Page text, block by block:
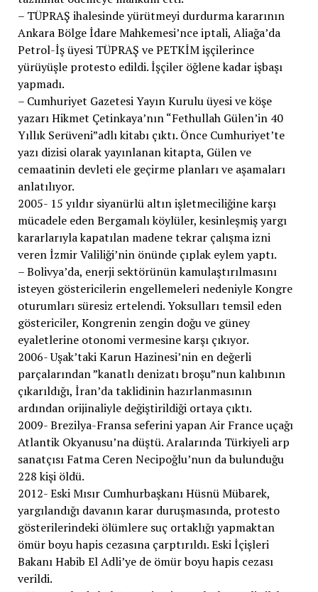
– TÜPRAŞ ihalesinde yürütmeyi durdurma kararının
Ankara Bölge İdare Mahkemesi’nce iptali, Aliağa’da
Petrol-İş üyesi TÜPRAŞ ve PETKİM işçilerince
yürüyüşle protesto edildi. İşçiler öğlene kadar işbaşı
yapmadı.
– Cumhuriyet Gazetesi Yayın Kurulu üyesi ve köşe
yazarı Hikmet Çetinkaya’nın “Fethullah Gülen’in 40
Yıllık Serüveni”adlı kitabı çıktı. Önce Cumhuriyet’te
yazı dizisi olarak yayınlanan kitapta, Gülen ve
cemaatinin devleti ele geçirme planları ve aşamaları
anlatılıyor.
2005- 15 yıldır siyanürlü altın işletmeciliğine karşı
mücadele eden Bergamalı köylüler, kesinleşmiş yargı
kararlarıyla kapatılan madene tekrar çalışma izni
veren İzmir Valiliği’nin önünde çıplak eylem yaptı.
– Bolivya’da, enerji sektörünün kamulaştırılmasını
isteyen göstericilerin engellemeleri nedeniyle Kongre
oturumları süresiz ertelendi. Yoksulları temsil eden
göstericiler, Kongrenin zengin doğu ve güney
eyaletlerine otonomi vermesine karşı çıkıyor.
2006- Uşak’taki Karun Hazinesi’nin en değerli
parçalarından ”kanatlı denizatı broşu”nun kalıbının
çıkarıldığı, İran’da taklidinin hazırlanmasının
ardından orijinaliyle değiştirildiği ortaya çıktı.
2009- Brezilya-Fransa seferini yapan Air France uçağı
Atlantik Okyanusu’na düştü. Aralarında Türkiyeli arp
sanatçısı Fatma Ceren Necipoğlu’nun da bulunduğu
228 kişi öldü.
2012- Eski Mısır Cumhurbaşkanı Hüsnü Mübarek,
yargılandığı davanın karar duruşmasında, protesto
gösterilerindeki ölümlere suç ortaklığı yapmaktan
ömür boyu hapis cezasına çarptırıldı. Eski İçişleri
Bakanı Habib El Adli’ye de ömür boyu hapis cezası
verildi.